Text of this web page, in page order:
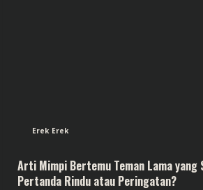
Erek Erek
Arti Mimpi Bertemu Teman Lama yang
Pertanda Rindu atau Peringatan?